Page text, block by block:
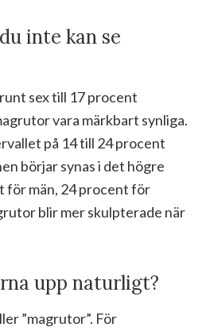
inte kan se
sex till 17 procent
vara märkbart synliga.
på 14 till 24 procent
börjar synas i det högre
för män, 24 procent för
blir mer skulpterade när
upp naturligt?
”magrutor”. För